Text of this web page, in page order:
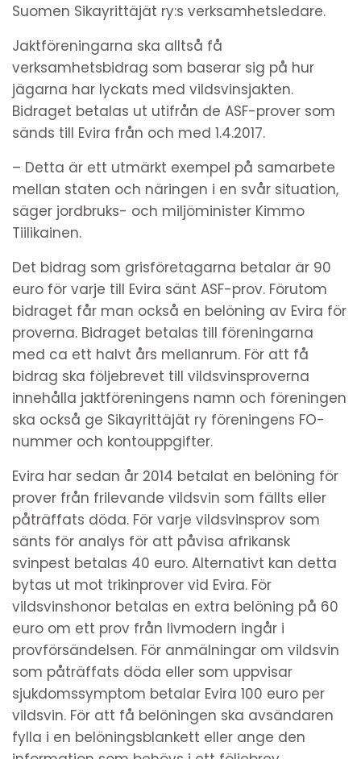
Suomen Sikayrittäjät ry:s verksamhetsledare.
Jaktföreningarna ska alltså få
verksamhetsbidrag som baserar sig på hur
jägarna har lyckats med vildsvinsjakten.
Bidraget betalas ut utifrån de ASF-prover som
sänds till Evira från och med 1.4.2017.
– Detta är ett utmärkt exempel på samarbete
mellan staten och näringen i en svår situation,
säger jordbruks- och miljöminister Kimmo
Tiilikainen.
Det bidrag som grisföretagarna betalar är 90
euro för varje till Evira sänt ASF-prov. Förutom
bidraget får man också en belöning av Evira för
proverna. Bidraget betalas till föreningarna
med ca ett halvt års mellanrum. För att få
bidrag ska följebrevet till vildsvinsproverna
innehålla jaktföreningens namn och föreningen
ska också ge Sikayrittäjät ry föreningens FO-
nummer och kontouppgifter.
Evira har sedan år 2014 betalat en belöning för
prover från frilevande vildsvin som fällts eller
påträffats döda. För varje vildsvinsprov som
sänts för analys för att påvisa afrikansk
svinpest betalas 40 euro. Alternativt kan detta
bytas ut mot trikinprover vid Evira. För
vildsvinshonor betalas en extra belöning på 60
euro om ett prov från livmodern ingår i
provförsändelsen. För anmälningar om vildsvin
som påträffats döda eller som uppvisar
sjukdomssymptom betalar Evira 100 euro per
vildsvin. För att få belöningen ska avsändaren
fylla i en belöningsblankett eller ange den